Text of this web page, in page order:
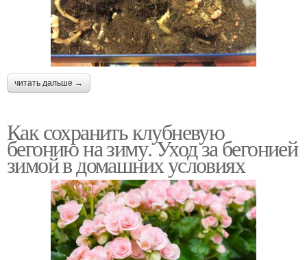
читать дальше →
Как сохранить клубневую
бегонию на зиму. Уход за бегонией
зимой в домашних условиях